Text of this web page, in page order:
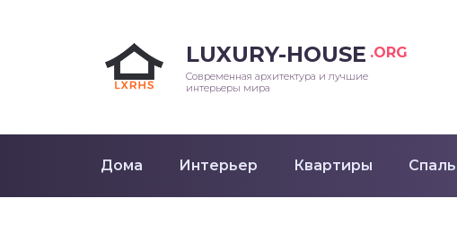
LUXURY-HOUSE .ORG
Современная архитектура и лучшие
интерьеры мира
Дома Интерьер Квартиры